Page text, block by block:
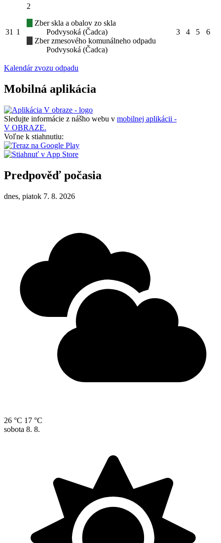
31 1
2
Zber skla a obalov zo skla
Podvysoká (Čadca)
Zber zmesového komunálneho odpadu
Podvysoká (Čadca)
3 4 5 6
Kalendár zvozu odpadu
Mobilná aplikácia
Sledujte informácie z nášho webu v mobilnej aplikácii -
V OBRAZE.
Voľne k stiahnutiu:
Predpověď počasia
dnes, piatok 7. 8. 2026
26 °C 17 °C
sobota 8. 8.